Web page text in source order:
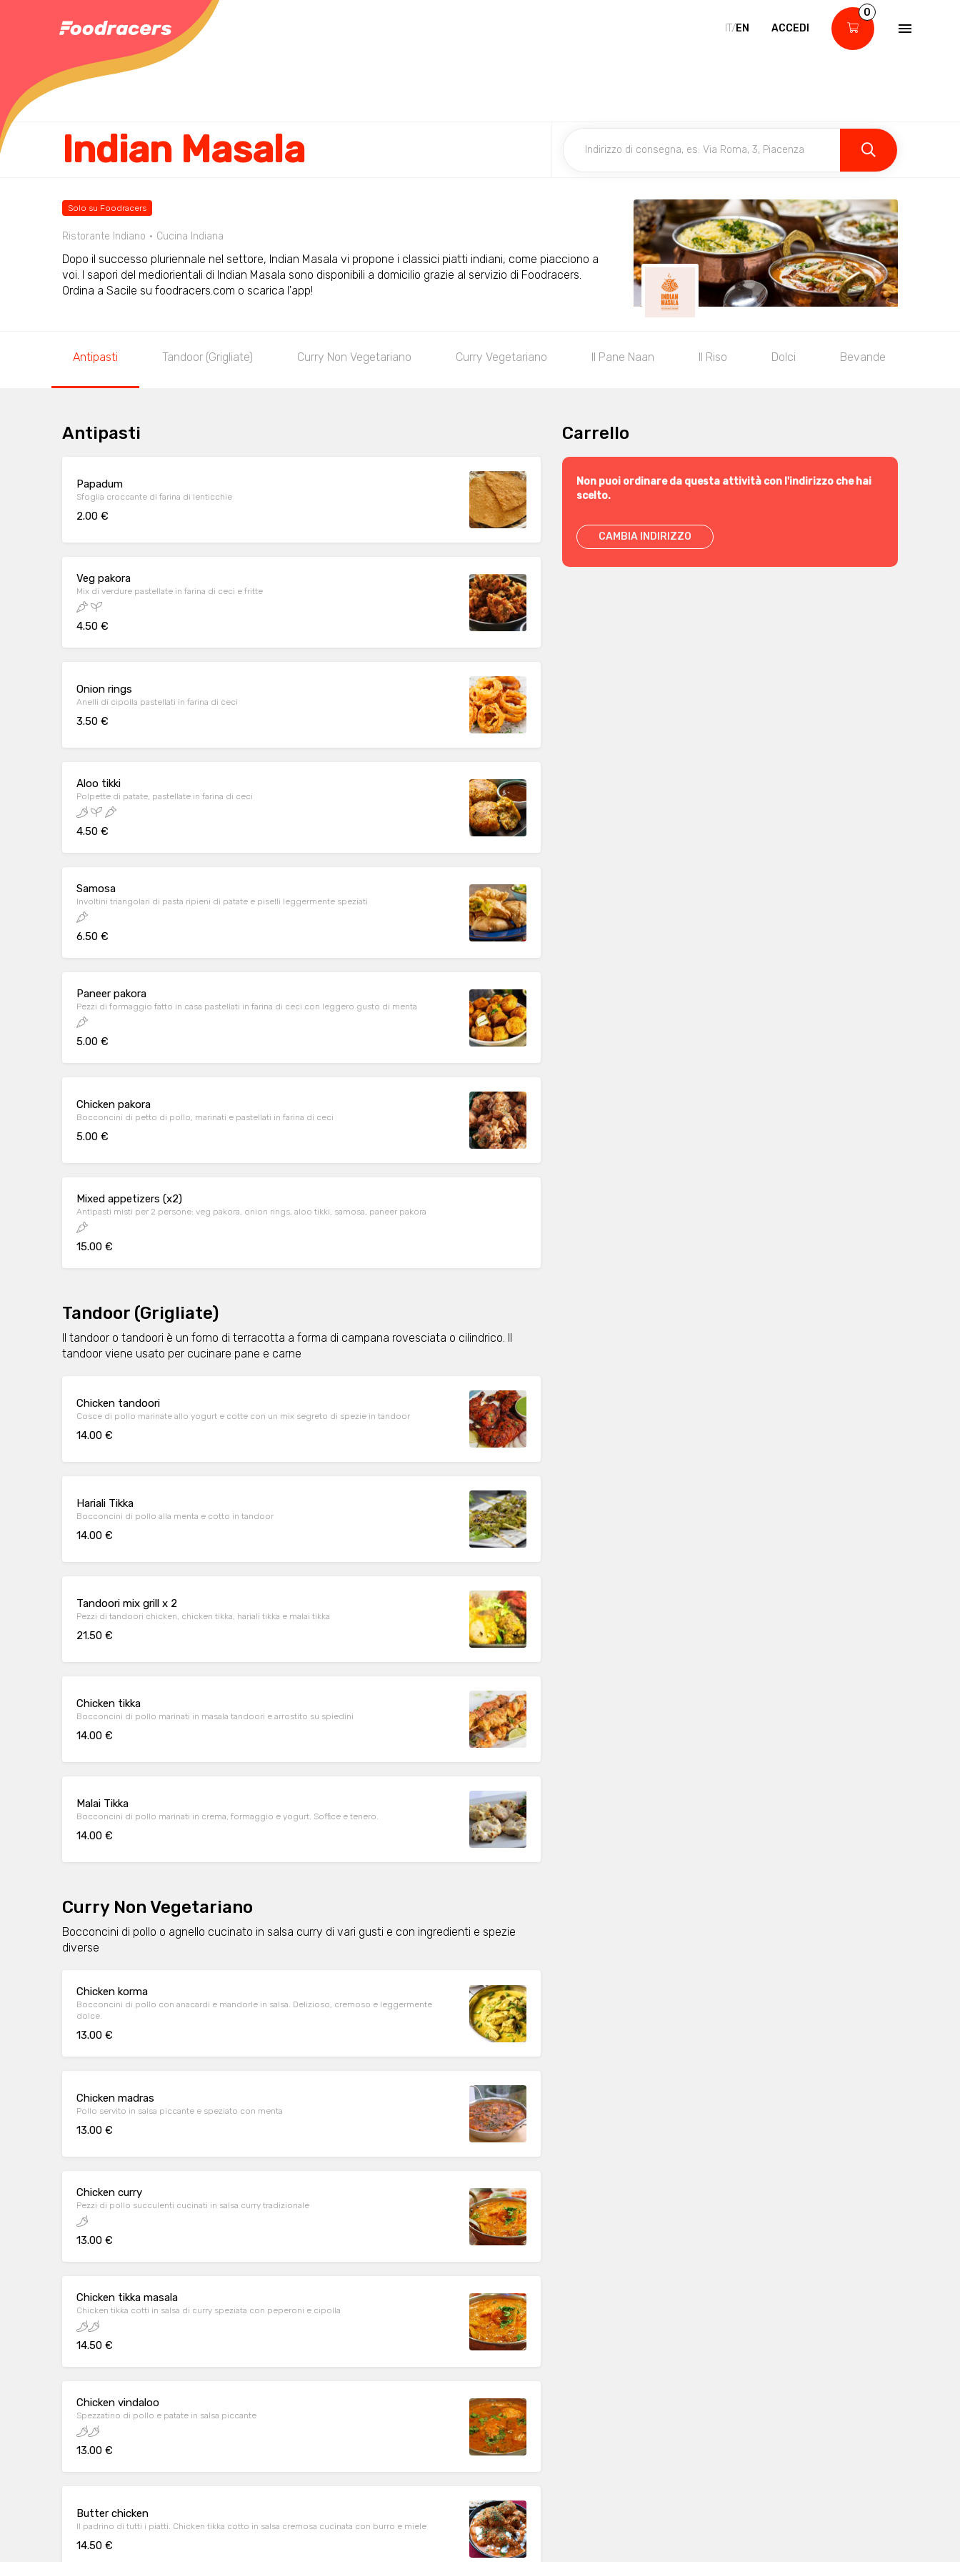
IT/EN ACCEDI
0
Indian Masala
Solo su Foodracers
Ristorante Indiano Cucina Indiana
Dopo il successo pluriennale nel settore, Indian Masala vi propone i classici piatti indiani, come piacciono a
voi. I sapori del mediorientali di Indian Masala sono disponibili a domicilio grazie al servizio di Foodracers.
Ordina a Sacile su foodracers.com o scarica l'app!
Antipasti Tandoor (Grigliate) Curry Non Vegetariano Curry Vegetariano Il Pane Naan Il Riso Dolci Bevande
Antipasti
Papadum
Sfoglia croccante di farina di lenticchie
2.00 €
Veg pakora
Mix di verdure pastellate in farina di ceci e fritte
4.50 €
Onion rings
Anelli di cipolla pastellati in farina di ceci
3.50 €
Aloo tikki
Polpette di patate, pastellate in farina di ceci
4.50 €
Samosa
Involtini triangolari di pasta ripieni di patate e piselli leggermente speziati
6.50 €
Paneer pakora
Pezzi di formaggio fatto in casa pastellati in farina di ceci con leggero gusto di menta
5.00 €
Chicken pakora
Bocconcini di petto di pollo, marinati e pastellati in farina di ceci
5.00 €
Mixed appetizers (x2)
Antipasti misti per 2 persone: veg pakora, onion rings, aloo tikki, samosa, paneer pakora
15.00 €
Tandoor (Grigliate)
Il tandoor o tandoori è un forno di terracotta a forma di campana rovesciata o cilindrico. Il
tandoor viene usato per cucinare pane e carne
Chicken tandoori
Cosce di pollo marinate allo yogurt e cotte con un mix segreto di spezie in tandoor
14.00 €
Hariali Tikka
Bocconcini di pollo alla menta e cotto in tandoor
14.00 €
Tandoori mix grill x 2
Pezzi di tandoori chicken, chicken tikka, hariali tikka e malai tikka
21.50 €
Chicken tikka
Bocconcini di pollo marinati in masala tandoori e arrostito su spiedini
14.00 €
Malai Tikka
Bocconcini di pollo marinati in crema, formaggio e yogurt. Soffice e tenero.
14.00 €
Curry Non Vegetariano
Bocconcini di pollo o agnello cucinato in salsa curry di vari gusti e con ingredienti e spezie
diverse
Chicken korma
Bocconcini di pollo con anacardi e mandorle in salsa. Delizioso, cremoso e leggermente
dolce.
13.00 €
Chicken madras
Pollo servito in salsa piccante e speziato con menta
13.00 €
Chicken curry
Pezzi di pollo succulenti cucinati in salsa curry tradizionale
13.00 €
Chicken tikka masala
Chicken tikka cotti in salsa di curry speziata con peperoni e cipolla
14.50 €
Chicken vindaloo
Spezzatino di pollo e patate in salsa piccante
13.00 €
Butter chicken
Il padrino di tutti i piatti. Chicken tikka cotto in salsa cremosa cucinata con burro e miele
14.50 €
Carrello
Non puoi ordinare da questa attività con l'indirizzo che hai
scelto.
CAMBIA INDIRIZZO